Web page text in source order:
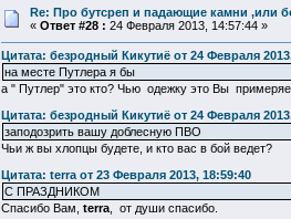
Re: Про бутсреп и падающие камни ,или
« Ответ #28 : 24 Февраля 2013, 14:57:44 »
Цитата: безродный Кикутиё от 24 Февраля
на месте Путлера я бы
а " Путлер" это кто? Чью одежку это Вы
Цитата: безродный Кикутиё от 24 Февраля
заподозрить вашу доблесную ПВО
Чьи ж вы хлопцы будете, и кто вас в бой ведет?
Цитата: terra от 23 Февраля 2013, 18:59:40
С ПРАЗДНИКОМ
Спасибо Вам, terra, от души спасибо.